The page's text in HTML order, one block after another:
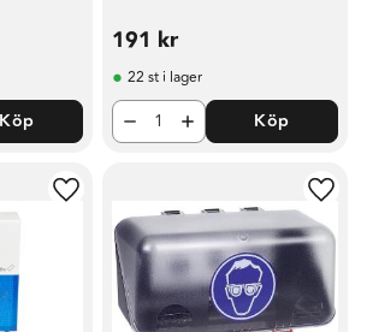
Köp
191 kr
22 st i lager
Köp
Lägg till i favoriter